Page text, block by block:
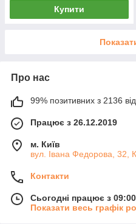
Купити
Про нас
99% позитивних з 2136
Працює з 26.12.2019
м. Київ
вул. Івана Федорова, 32,
Контакти
Сьогодні працює з
Показати весь графік